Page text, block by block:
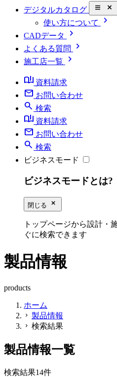
デジタルカタログ close_small
使い方について chevron_right
CADデータ chevron_right
よくある質問 chevron_right
施工店一覧
chevron_right
book_ribbon 資料請求
mail お問い合わせ
search 検索
book_ribbon 資料請求
mail お問い合わせ
search 検索
ビジネスモード
ビジネスモードとは?
閉じる close_small
トップページから設計・
ぐに検索できます
製品情報
products
ホーム
chevron_right 製品情報
chevron_right 検索結果
製品情報一覧
検索結果14件